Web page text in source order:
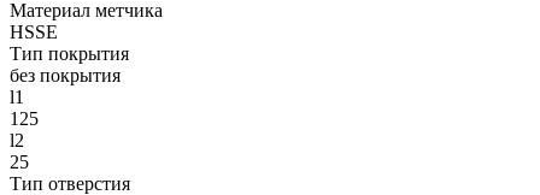
Материал метчика
HSSE
Тип покрытия
без покрытия
l1
125
l2
25
Тип отверстия